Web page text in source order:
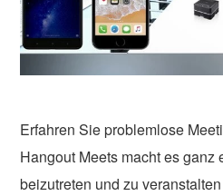
Erfahren Sie problemlose
Hangout Meets macht es ganz
beizutreten und zu